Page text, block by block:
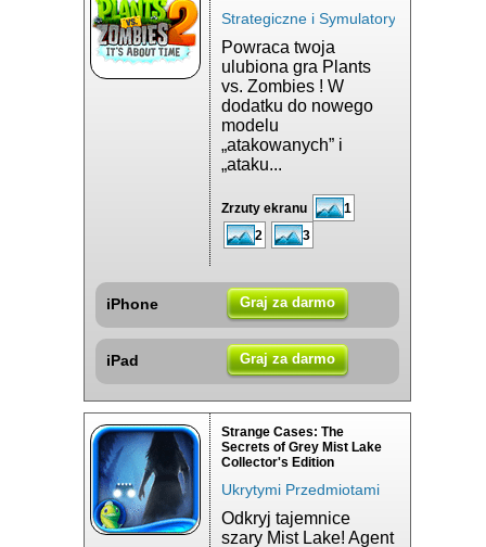
Strategiczne i Symulatory
Powraca twoja
ulubiona gra Plants
vs. Zombies ! W
dodatku do nowego
modelu
„atakowanych” i
„ataku...
Zrzuty ekranu
1
2
3
iPhone Graj za darmo
iPad Graj za darmo
Strange Cases: The
Secrets of Grey Mist Lake
Collector's Edition
Ukrytymi Przedmiotami
Odkryj tajemnice
szary Mist Lake! Agent